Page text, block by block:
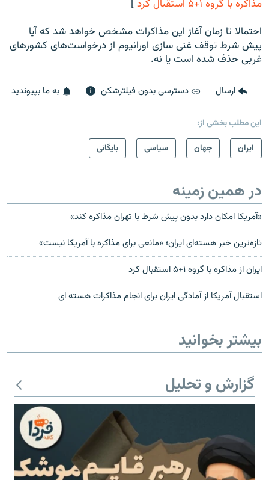
مذاکره با گروه ۱+۵ استقبال کرد
]
احتمالا تا زمان آغاز این مذاکرات مشخص خواهد شد که آیا
پیش شرط توقف غنی سازی اورانیوم از درخواست‌های کشورهای
غربی حذف شده است یا نه.
ارسال دسترسی بدون فیلترشکن به ما بپیوندید
این مطلب بخشی از:
ايران
جهان سیاسی بایگانی
در همین زمینه
«آمریکا امکان دارد بدون پیش شرط با تهران مذاکره کند»
تازه‌ترین خبر هسته‌ای ایران؛ «مانعی برای مذاکره با آمریکا نیست»
ایران از مذاکره با گروه ۱+۵ استقبال کرد
استقبال آمريكا از آمادگى ايران براى انجام مذاكرات هسته اى
بیشتر بخوانید
گزارش و تحلیل